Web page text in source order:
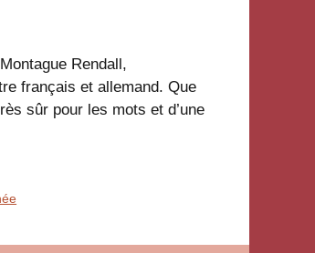
Rendall,
français et allemand. Que
sûr pour les mots et d’une